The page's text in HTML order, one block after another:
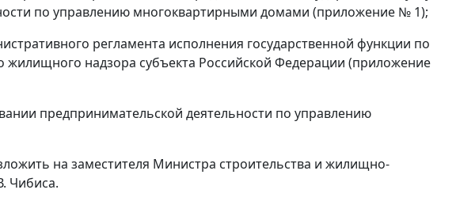
по управлению многоквартирными домами (приложение № 1);
регламента исполнения государственной функции по
жилищного надзора субъекта Российской Федерации (приложение
предпринимательской деятельности по управлению
на заместителя Министра строительства и жилищно-
Чибиса.